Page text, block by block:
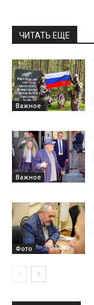
ЧИТАТЬ ЕЩЕ
Важное
Важное
Фото